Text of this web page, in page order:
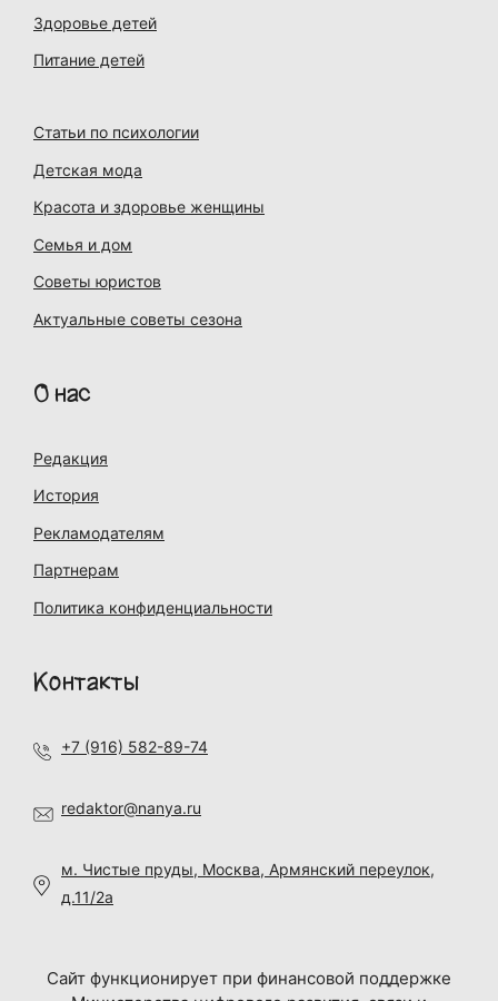
Здоровье детей
Питание детей
Статьи по психологии
Детская мода
Красота и здоровье женщины
Семья и дом
Советы юристов
Актуальные советы сезона
О нас
Редакция
История
Рекламодателям
Партнерам
Политика конфиденциальности
Контакты
+7 (916) 582-89-74
redaktor@nanya.ru
м. Чистые пруды, Москва, Армянский переулок,
д.11/2а
Сайт функционирует при финансовой поддержке